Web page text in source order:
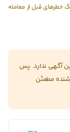
خطرهای قبل از معامله
آگهی ندارد. پس
مطمئن